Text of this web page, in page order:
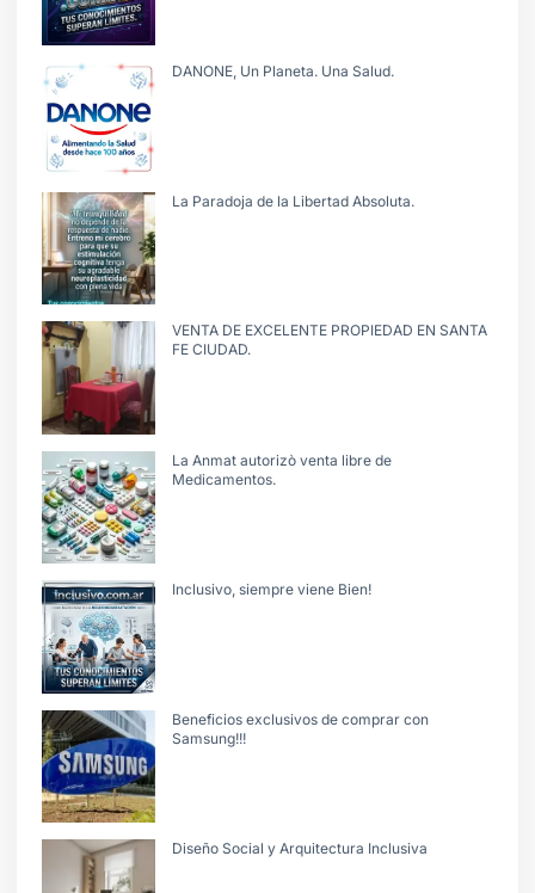
DANONE, Un Planeta. Una Salud.
La Paradoja de la Libertad Absoluta.
VENTA DE EXCELENTE PROPIEDAD EN SANTA
FE CIUDAD.
La Anmat autorizò venta libre de
Medicamentos.
Inclusivo, siempre viene Bien!
Beneficios exclusivos de comprar con
Samsung!!!
Diseño Social y Arquitectura Inclusiva